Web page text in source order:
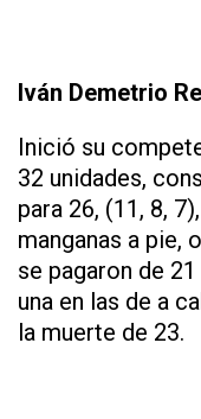
Iván Demetrio
Inició su
32 unidades,
para 26, (11, 8,
manganas a pie,
se pagaron de
una en las de a
la muerte de 23.